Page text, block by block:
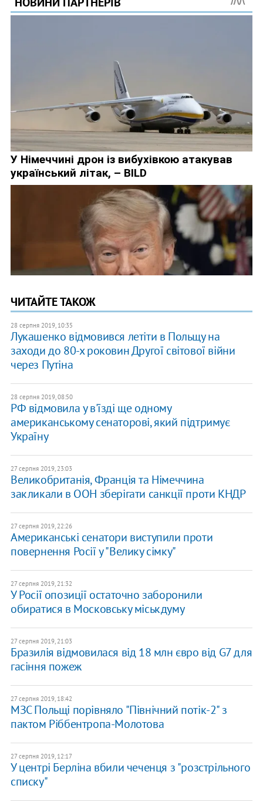
ЧИТАЙТЕ ТАКОЖ
28 серпня 2019, 10:35
Лукашенко відмовився летіти в Польщу на
заходи до 80-х роковин Другої світової війни
через Путіна
28 серпня 2019, 08:50
РФ відмовила у в'їзді ще одному
американському сенаторові, який підтримує
Україну
27 серпня 2019, 23:03
Великобританія, Франція та Німеччина
закликали в ООН зберігати санкції проти КНДР
27 серпня 2019, 22:26
Американські сенатори виступили проти
повернення Росії у "Велику сімку"
27 серпня 2019, 21:32
У Росії опозиції остаточно заборонили
обиратися в Московську міськдуму
27 серпня 2019, 21:03
Бразилія відмовилася від 18 млн євро від G7 для
гасіння пожеж
27 серпня 2019, 18:42
МЗС Польщі порівняло "Північний потік-2" з
пактом Ріббентропа-Молотова
27 серпня 2019, 12:17
У центрі Берліна вбили чеченця з "розстрільного
списку"